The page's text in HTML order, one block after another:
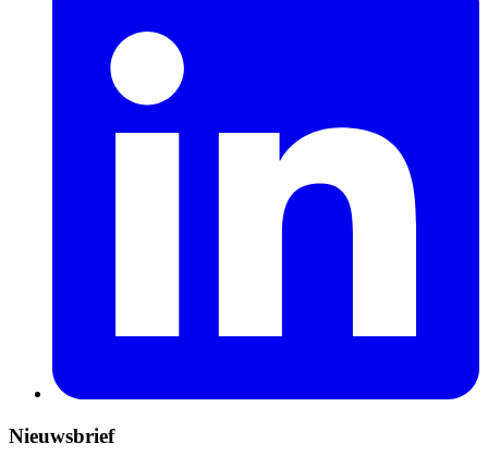
Nieuwsbrief